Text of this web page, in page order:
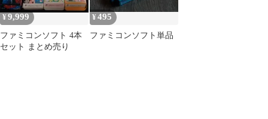
¥9,999
ファミコンソフト 4本
セット まとめ売り
¥495
ファミコンソフト単品